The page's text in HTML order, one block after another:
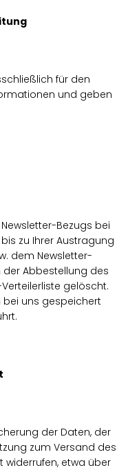
für den
und geben
Bezugs bei
zu Ihrer Austragung
dem Newsletter-
Abbestellung des
gelöscht.
bei uns gespeichert
der Daten, der
zum Versand des
widerrufen, etwa über